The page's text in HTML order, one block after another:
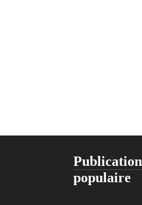
Publication
populaire